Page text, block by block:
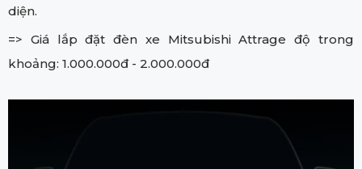
diện.
=> Giá lắp đặt đèn xe Mitsubishi Attrage độ trong
khoảng: 1.000.000đ - 2.000.000đ